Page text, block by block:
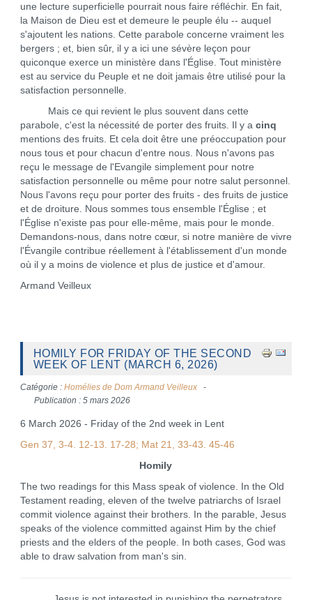
une lecture superficielle pourrait nous faire réfléchir. En fait,
la Maison de Dieu est et demeure le peuple élu -- auquel
s'ajoutent les nations. Cette parabole concerne vraiment les
bergers ; et, bien sûr, il y a ici une sévère leçon pour
quiconque exerce un ministère dans l'Église. Tout ministère
est au service du Peuple et ne doit jamais être utilisé pour la
satisfaction personnelle.
Mais ce qui revient le plus souvent dans cette
parabole, c'est la nécessité de porter des fruits. Il y a cinq
mentions des fruits. Et cela doit être une préoccupation pour
nous tous et pour chacun d'entre nous. Nous n'avons pas
reçu le message de l'Evangile simplement pour notre
satisfaction personnelle ou même pour notre salut personnel.
Nous l'avons reçu pour porter des fruits - des fruits de justice
et de droiture. Nous sommes tous ensemble l'Église ; et
l'Église n'existe pas pour elle-même, mais pour le monde.
Demandons-nous, dans notre cœur, si notre manière de vivre
l'Évangile contribue réellement à l'établissement d'un monde
où il y a moins de violence et plus de justice et d'amour.
Armand Veilleux
HOMILY FOR FRIDAY OF THE SECOND
WEEK OF LENT (MARCH 6, 2026)
Catégorie : Homélies de Dom Armand Veilleux
Publication : 5 mars 2026
6 March 2026 - Friday of the 2nd week in Lent
Gen 37, 3-4. 12-13. 17-28; Mat 21, 33-43. 45-46
Homily
The two readings for this Mass speak of violence. In the Old
Testament reading, eleven of the twelve patriarchs of Israel
commit violence against their brothers. In the parable, Jesus
speaks of the violence committed against Him by the chief
priests and the elders of the people. In both cases, God was
able to draw salvation from man's sin.